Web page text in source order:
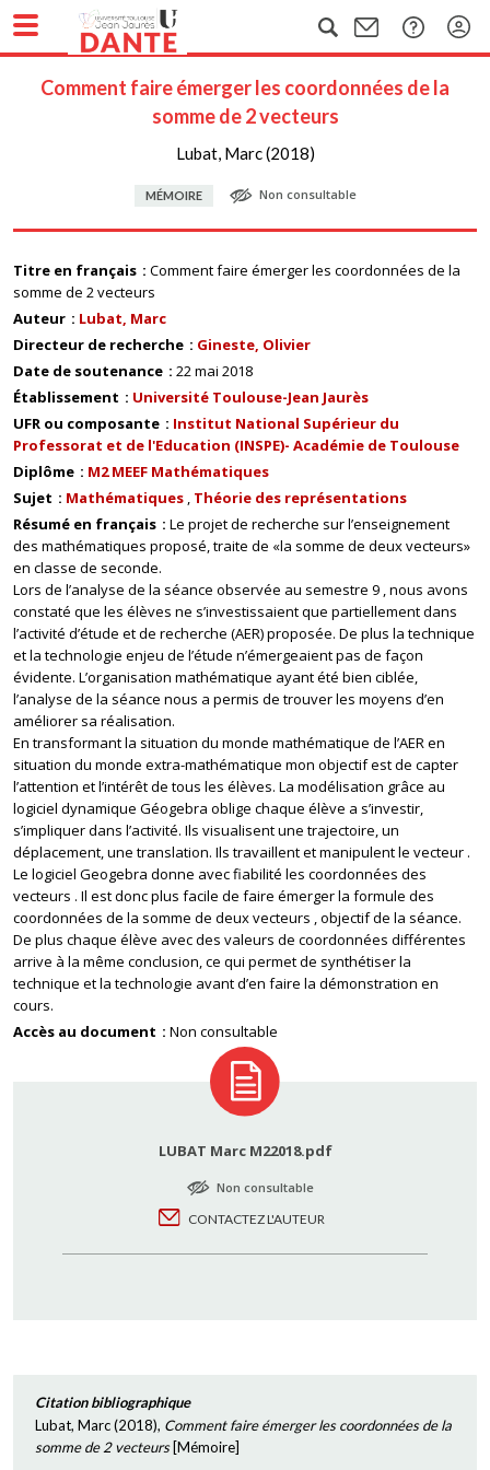
Comment faire émerger les coordonnées de la
somme de 2 vecteurs
Lubat, Marc (2018)
MÉMOIRE Non consultable
Titre en français
Comment faire émerger les coordonnées de la
somme de 2 vecteurs
Auteur
Lubat, Marc
Directeur de recherche
Gineste, Olivier
Date de soutenance
22 mai 2018
Établissement
Université Toulouse-Jean Jaurès
UFR ou composante
Institut National Supérieur du
Professorat et de l'Education (INSPE)- Académie de Toulouse
Diplôme
M2 MEEF Mathématiques
Sujet
Mathématiques Théorie des représentations
Résumé en français
Le projet de recherche sur l’enseignement
des mathématiques proposé, traite de «la somme de deux vecteurs»
en classe de seconde.
Lors de l’analyse de la séance observée au semestre 9 , nous avons
constaté que les élèves ne s’investissaient que partiellement dans
l’activité d’étude et de recherche (AER) proposée. De plus la technique
et la technologie enjeu de l’étude n’émergeaient pas de façon
évidente. L’organisation mathématique ayant été bien ciblée,
l’analyse de la séance nous a permis de trouver les moyens d’en
améliorer sa réalisation.
En transformant la situation du monde mathématique de l’AER en
situation du monde extra-mathématique mon objectif est de capter
l’attention et l’intérêt de tous les élèves. La modélisation grâce au
logiciel dynamique Géogebra oblige chaque élève a s’investir,
s’impliquer dans l’activité. Ils visualisent une trajectoire, un
déplacement, une translation. Ils travaillent et manipulent le vecteur .
Le logiciel Geogebra donne avec fiabilité les coordonnées des
vecteurs . Il est donc plus facile de faire émerger la formule des
coordonnées de la somme de deux vecteurs , objectif de la séance.
De plus chaque élève avec des valeurs de coordonnées différentes
arrive à la même conclusion, ce qui permet de synthétiser la
technique et la technologie avant d’en faire la démonstration en
cours.
Accès au document
Non consultable
LUBAT Marc M22018.pdf
Non consultable
CONTACTEZ L'AUTEUR
Citation bibliographique
Lubat, Marc(2018), Comment faire émerger les coordonnées de la
somme de 2 vecteurs[Mémoire]